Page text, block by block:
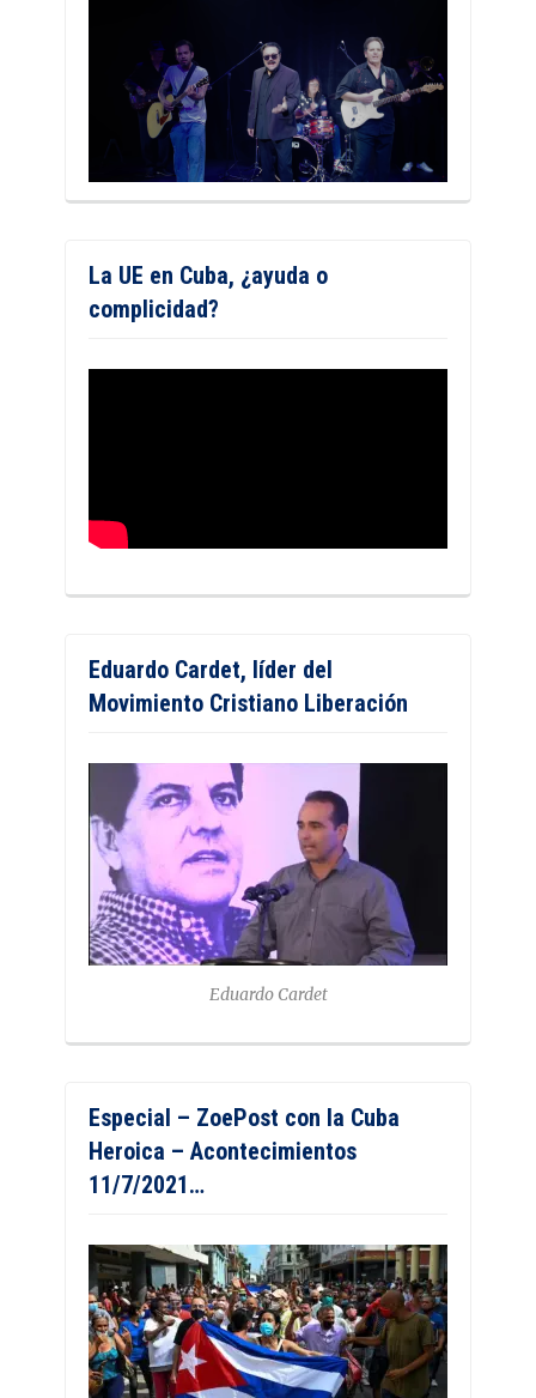
La UE en Cuba, ¿ayuda o
complicidad?
Eduardo Cardet, líder del
Movimiento Cristiano Liberación
Eduardo Cardet
Especial – ZoePost con la Cuba
Heroica – Acontecimientos
11/7/2021…